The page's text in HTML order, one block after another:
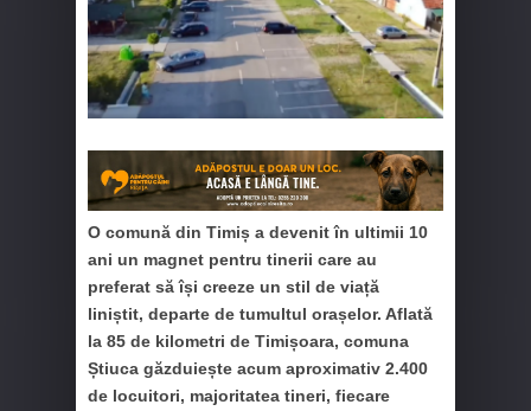
O comună din Timiș a devenit în ultimii 10
ani un magnet pentru tinerii care au
preferat să își creeze un stil de viață
liniștit, departe de tumultul orașelor. Aflată
la 85 de kilometri de Timișoara, comuna
Știuca găzduiește acum aproximativ 2.400
de locuitori, majoritatea tineri, fiecare